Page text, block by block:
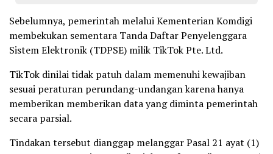
Sebelumnya, pemerintah melalui Kementerian Komdigi
membekukan sementara Tanda Daftar Penyelenggara
Sistem Elektronik (TDPSE) milik TikTok Pte. Ltd.
TikTok dinilai tidak patuh dalam memenuhi kewajiban
sesuai peraturan perundang-undangan karena hanya
memberikan memberikan data yang diminta pemerintah
secara parsial.
Tindakan tersebut dianggap melanggar Pasal 21 ayat (1)